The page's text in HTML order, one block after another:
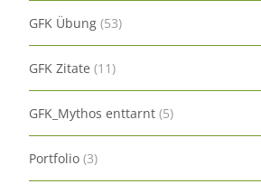
GFK Übung (53)
GFK Zitate (11)
GFK_Mythos enttarnt (5)
Portfolio (3)